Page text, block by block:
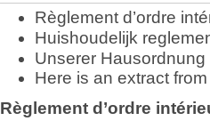
Règlement d’ordre
Huishoudelijk
Unserer Hausordnung
Here is an extract
Règlement d’ordre